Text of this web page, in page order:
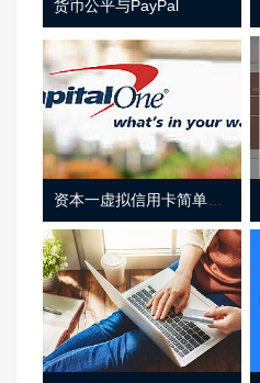
货币公平与PayPal
资本一虚拟信用卡简单介绍